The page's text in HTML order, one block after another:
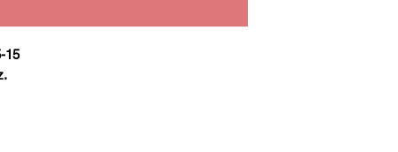
15